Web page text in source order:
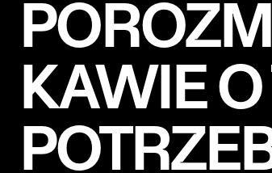
KAWIE